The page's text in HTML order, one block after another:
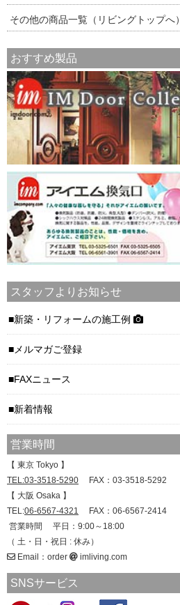
その他の商品一覧（リビングトップへ）
おすすめ製品
スタッフよりお知らせ
新築・リフォームの施工例
メルマガご登録
FAXニュース
新着情報
営業時間
【 東京 Tokyo 】
TEL:03-3518-5290 FAX：03-3518-5292
【 大阪 Osaka 】
TEL:06-6567-4321 FAX：06-6567-2414
営業時間 平日：9:00～18:00
（ 土・日・祝日 : 休み）
Email：order
imliving.com
SNSサービス